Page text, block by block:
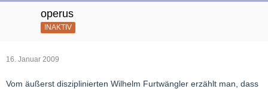
operus
INAKTIV
16. Januar 2009
Vom äußerst disziplinierten Wilhelm Furtwängler erzählt man, dass